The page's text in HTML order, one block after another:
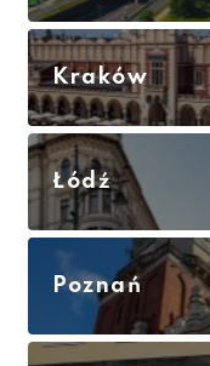
Kraków
Łódź
Poznań